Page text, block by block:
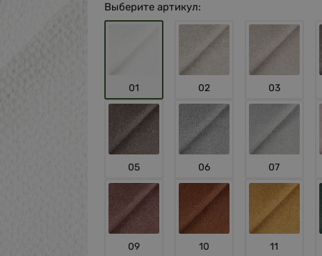
Выберите артикул:
01 02 03
05 06 07
09 10 11